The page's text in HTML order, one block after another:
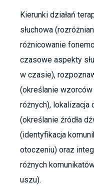
Kierunki działań
słuchowa
różnicowanie
czasowe aspekty
w czasie),
(określanie
różnych), lokalizacja
(określanie źródła
(identyfikacja
otoczeniu) oraz
różnych
uszu).